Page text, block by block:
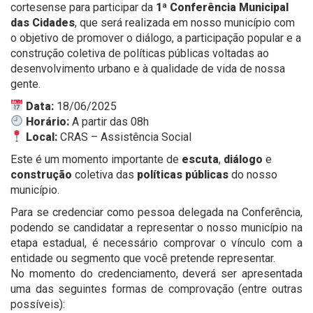
cortesense para participar da 1ª Conferência Municipal
das Cidades, que será realizada em nosso município com
o objetivo de promover o diálogo, a participação popular e a
construção coletiva de políticas públicas voltadas ao
desenvolvimento urbano e à qualidade de vida de nossa
gente.
Data: 18/06/2025
Horário: A partir das 08h
Local: CRAS – Assistência Social
Este é um momento importante de escuta, diálogo e
construção coletiva das políticas públicas do nosso
município.
Para se credenciar como pessoa delegada na Conferência,
podendo se candidatar a representar o nosso município na
etapa estadual, é necessário comprovar o vínculo com a
entidade ou segmento que você pretende representar.
No momento do credenciamento, deverá ser apresentada
uma das seguintes formas de comprovação (entre outras
possíveis):